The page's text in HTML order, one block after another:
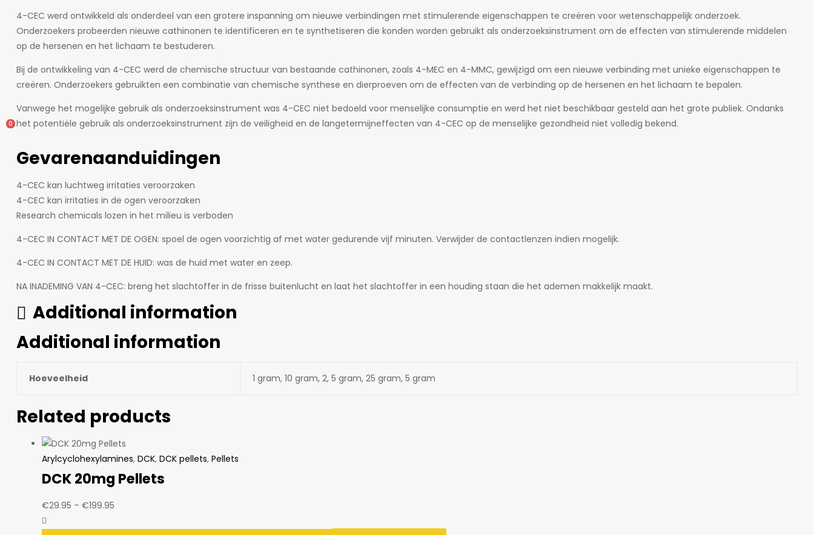
0
0
4-CEC werd ontwikkeld als onderdeel van een grotere inspanning om nieuwe verbindingen met stimulerende eigenschappen te creëren voor wetenschappelijk onderzoek.
Onderzoekers probeerden nieuwe cathinonen te identificeren en te synthetiseren die konden worden gebruikt als onderzoeksinstrument om de effecten van stimulerende middelen
op de hersenen en het lichaam te bestuderen.
Bij de ontwikkeling van 4-CEC werd de chemische structuur van bestaande cathinonen, zoals 4-MEC en 4-MMC, gewijzigd om een nieuwe verbinding met unieke eigenschappen te
creëren. Onderzoekers gebruikten een combinatie van chemische synthese en dierproeven om de effecten van de verbinding op de hersenen en het lichaam te bepalen.
Vanwege het mogelijke gebruik als onderzoeksinstrument was 4-CEC niet bedoeld voor menselijke consumptie en werd het niet beschikbaar gesteld aan het grote publiek. Ondanks
het potentiële gebruik als onderzoeksinstrument zijn de veiligheid en de langetermijneffecten van 4-CEC op de menselijke gezondheid niet volledig bekend.
Gevarenaanduidingen
4-CEC kan luchtweg irritaties veroorzaken
4-CEC kan irritaties in de ogen veroorzaken
Research chemicals lozen in het milieu is verboden
4-CEC IN CONTACT MET DE OGEN: spoel de ogen voorzichtig af met water gedurende vijf minuten. Verwijder de contactlenzen indien mogelijk.
4-CEC IN CONTACT MET DE HUID: was de huid met water en zeep.
NA INADEMING VAN 4-CEC: breng het slachtoffer in de frisse buitenlucht en laat het slachtoffer in een houding staan die het ademen makkelijk maakt.
Additional information
Additional information
Hoeveelheid 1 gram, 10 gram, 2, 5 gram, 25 gram, 5 gram
Related products
Arylcyclohexylamines, DCK, DCK pellets, Pellets
DCK 20mg Pellets
€29.95 – €199.95